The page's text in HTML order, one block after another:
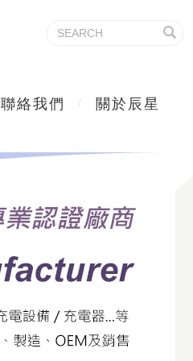
聯絡我們 關於辰星